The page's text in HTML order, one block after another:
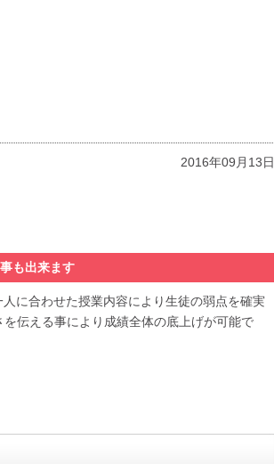
2016年09月13日
も出来ます
に合わせた授業内容により生徒の弱点を確実
伝える事により成績全体の底上げが可能で